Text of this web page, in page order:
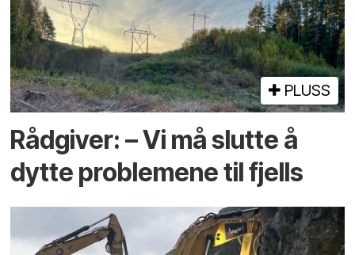
PLUSS
Rådgiver: – Vi må slutte å
dytte problemene til fjells